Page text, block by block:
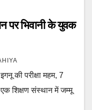
पर भिवानी के युवक
की परीक्षा महम, 7
शिक्षण संस्थान में जम्मू